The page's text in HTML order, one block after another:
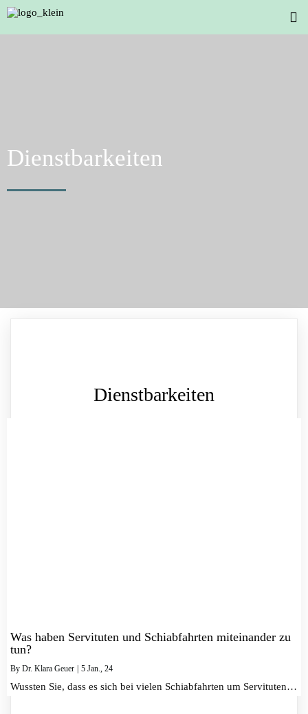
Dienstbarkeiten
Dienstbarkeiten
Was haben Servituten und Schiabfahrten miteinander zu
tun?
By Dr. Klara Geuer | 5 Jan., 24
Wussten Sie, dass es sich bei vielen Schiabfahrten um Servituten…